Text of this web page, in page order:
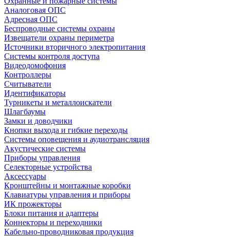
Аналоговая ОПС
Адресная ОПС
Беспроводные системы охраны
Извещатели охраны периметра
Источники вторичного электропитания
Системы контроля доступа
Видеодомофония
Контроллеры
Считыватели
Идентификаторы
Турникеты и металлоискатели
Шлагбаумы
Замки и доводчики
Кнопки выхода и гибкие переходы
Системы оповещения и аудиотрансляция
Акустические системы
Приборы управления
Селекторные устройства
Аксессуары
Кронштейны и монтажные коробки
Клавиатуры управления и приборы
ИК прожекторы
Блоки питания и адаптеры
Коннекторы и переходники
Кабельно-проводниковая продукция